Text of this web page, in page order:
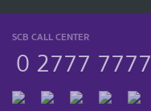
SCB CALL CENTER
0 2777 7777